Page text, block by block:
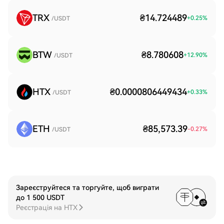
TRX /USDT ₴14.724489+0.25%
BTW /USDT ₴8.780608+12.90%
HTX /USDT ₴0.0000806449434+0.33%
ETH /USDT ₴85,573.39-0.27%
Зареєструйтеся та торгуйте, щоб виграти
до 1 500 USDT
Реєстрація на HTX